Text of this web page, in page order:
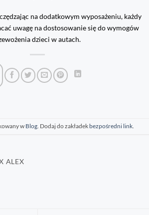
na dodatkowym wyposażeniu, każdy
uwagę na dostosowanie się do wymogów
dzieci w autach.
w Blog. Dodaj do zakładek bezpośredni link.
ALEX